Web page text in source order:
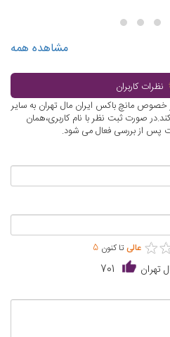
مشاهده همه
نظرات کاربران
خصوص مانچ باکس ایران مال تهران به سایر
صورت ثبت نظر با نام کاربری،همان
پس از بررسی فعال می شود.
★
★ عالی تا کنون 5
تهران 701